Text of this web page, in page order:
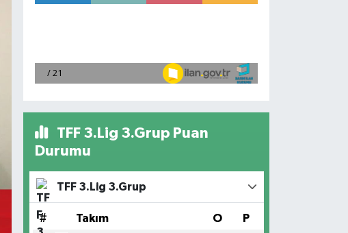
TFF 3.Lig 3.Grup Puan
Durumu
TFF 3.Lig 3.Grup
# Takım O P